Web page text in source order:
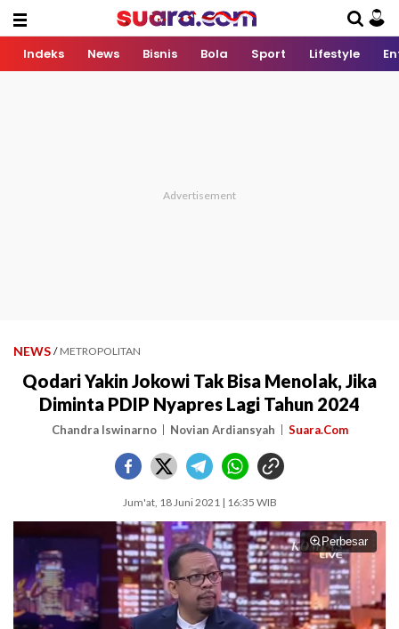
Indeks News Bisnis Bola Sport Lifestyle
NEWS / METROPOLITAN
Qodari Yakin Jokowi Tak Bisa Menolak, Jika
Diminta PDIP Nyapres Lagi Tahun 2024
Chandra Iswinarno Novian Ardiansyah Suara.Com
Jum'at, 18 Juni 2021 | 16:35 WIB
Perbesar